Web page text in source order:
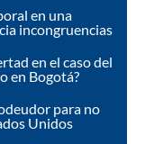
en una
incongruencias
en el caso del
en Bogotá?
para no
Unidos